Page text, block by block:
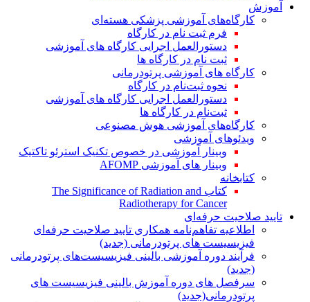
آموزش
کارگاه‌های آموزشی پزشکی هسته‌ای
فرم ثبت نام در کارگاه
دستورالعمل اجرایی کارگاه های آموزشی
ثبت نام در کارگاه ها
کارگاه های آموزشی پرتودرمانی
نحوه ثبت‌نام در کارگاه
دستورالعمل اجرایی کارگاه های آموزشی
ثبت‌نام در کارگاه ها
کارگاه‌های آموزشی هوش مصنوعی
ویدئوهای آموزشی
وبینار آموزشی در خصوص تکنیک استرئو تاکتیک
وبینار های آموزشی AFOMP
کتابخانه
کتاب The Significance of Radiation and
Radiotherapy for Cancer
تایید صلاحیت حرفه‌ای
اطلاعیه تفاهم‌نامه همکاری تایید صلاحیت حرفه‌ای
فیزیسیست های پرتودرمانی (جدید)
فرآیند دوره آموزشی بالینی فیزیسیست‌های پرتودرمانی
(جدید)
سرفصل های دوره آموزش بالینی فیزیسیست های
پرتودرمانی(جدید)